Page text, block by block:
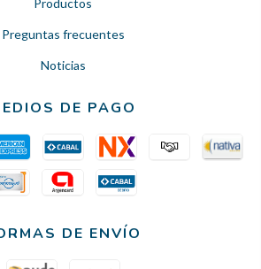
Productos
Preguntas frecuentes
Noticias
DE PAGO
DE ENVÍO